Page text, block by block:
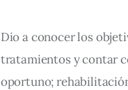
Dio a conocer los
tratamientos y contar
oportuno;